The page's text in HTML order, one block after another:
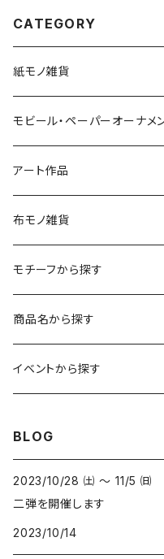
CATEGORY
紙モノ雑貨
切り絵グリーティングカード
LED用ペーパーシェード
ポストカード
モビール・ペーパーオーナメ
モビール
ペーパーオーナメント
アート作品
ポスター
kuusou-kitte（空想切手・フレ
レギュラーサイズ
コンパクトサイズ
イラスト（フレーム付）
サイン付イラスト（フレーム付）
布モノ雑貨
ファブリックポスター
ガーゼスカーフ
てぬぐい
モチーフから探す
キャンプ - CAMPING
サーカス- CIRCUS
商品名から探す
kirie-deco
イベントから探す
BLOG
2023/10/28 ㈯ ～ 11/5 ㈰
二弾を開催します
2023/10/14